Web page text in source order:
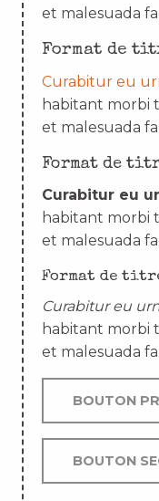
et malesuada
Format de
Curabitur eu
habitant morbi
et malesuada
Format de
Curabitur eu
habitant morbi
et malesuada
Format de
Curabitur eu
habitant morbi
et malesuada
BOUTON
BOUTON